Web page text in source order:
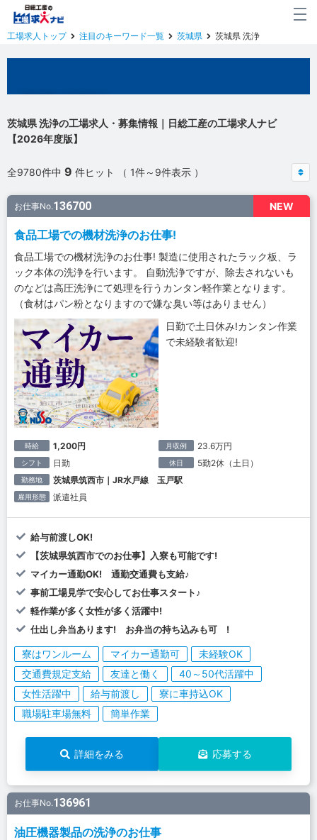
工場求人トップ 注目のキーワード一覧 茨城県 茨城県 洗浄
茨城県 洗浄の工場求人・募集情報｜日総工産の工場求人ナビ
【2026年度版】
全9780件中 9 件ヒット （ 1件～9件表示 ）
NEW
お仕事No.136700
食品工場での機材洗浄のお仕事!
食品工場での機材洗浄のお仕事! 製造に使用されたラック板、ラ
ック本体の洗浄を行います。 自動洗浄ですが、除去されないも
のなどは高圧洗浄にて処理を行うカンタン軽作業となります。
（食材はパン粉となりますので嫌な臭い等はありません）
日勤で土日休み!カンタン作業
で未経験者歓迎!
時給 1,200円 月収例 23.6万円
シフト 日勤 休日 5勤2休（土日）
勤務地 茨城県筑西市｜JR水戸線 玉戸駅
雇用形態 派遣社員
給与前渡しOK!
【茨城県筑西市でのお仕事】入寮も可能です!
マイカー通勤OK! 通勤交通費も支給♪
事前工場見学で安心してお仕事スタート♪
軽作業が多く女性が多く活躍中!
仕出し弁当あります! お弁当の持ち込みも可 !
寮はワンルーム マイカー通勤可
未経験OK
交通費規定支給
友達と働く
40～50代活躍中
女性活躍中
給与前渡し
寮に車持込OK
職場駐車場無料
簡単作業
詳細をみる 応募する
お仕事No.136961
油圧機器製品の洗浄のお仕事